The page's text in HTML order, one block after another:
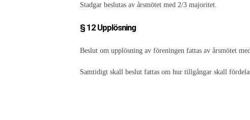
Stadgar beslutas av årsmötet med 2/3 majoritet.
§ 12 Upplösning
Beslut om upplösning av föreningen fattas av årsmötet
Samtidigt skall beslut fattas om hur tillgångar skall